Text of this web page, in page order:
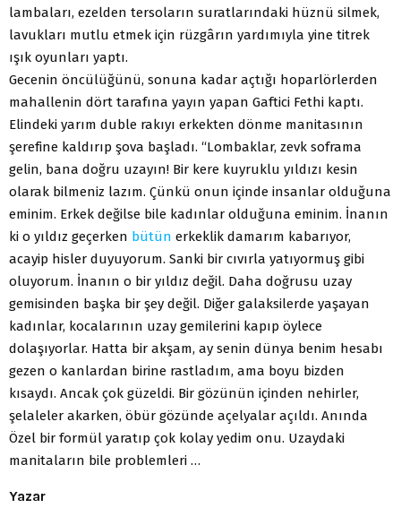
lambaları, ezelden tersoların suratlarındaki hüznü silmek,
lavukları mutlu etmek için rüzgârın yardımıyla yine titrek
ışık oyunları yaptı.
Gecenin öncülüğünü, sonuna kadar açtığı hoparlörlerden
mahallenin dört tarafına yayın yapan Gaftici Fethi kaptı.
Elindeki yarım duble rakıyı erkekten dönme manitasının
şerefine kaldırıp şova başladı. “Lombaklar, zevk soframa
gelin, bana doğru uzayın! Bir kere kuyruklu yıldızı kesin
olarak bilmeniz lazım. Çünkü onun içinde insanlar olduğuna
eminim. Erkek değilse bile kadınlar olduğuna eminim. İnanın
ki o yıldız geçerken bütün erkeklik damarım kabarıyor,
acayip hisler duyuyorum. Sanki bir cıvırla yatıyormuş gibi
oluyorum. İnanın o bir yıldız değil. Daha doğrusu uzay
gemisinden başka bir şey değil. Diğer galaksilerde yaşayan
kadınlar, kocalarının uzay gemilerini kapıp öylece
dolaşıyorlar. Hatta bir akşam, ay senin dünya benim hesabı
gezen o kanlardan birine rastladım, ama boyu bizden
kısaydı. Ancak çok güzeldi. Bir gözünün içinden nehirler,
şelaleler akarken, öbür gözünde açelyalar açıldı. Anında
Özel bir formül yaratıp çok kolay yedim onu. Uzaydaki
manitaların bile problemleri …
Yazar